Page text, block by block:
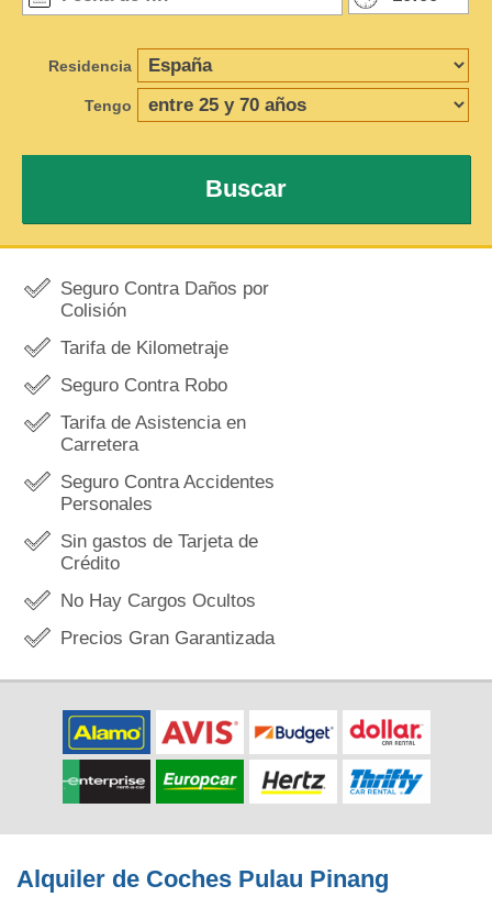
Residencia
Tengo
Buscar
Seguro Contra Daños por
Colisión
Tarifa de Kilometraje
Seguro Contra Robo
Tarifa de Asistencia en
Carretera
Seguro Contra Accidentes
Personales
Sin gastos de Tarjeta de
Crédito
No Hay Cargos Ocultos
Precios Gran Garantizada
Alquiler de Coches Pulau Pinang